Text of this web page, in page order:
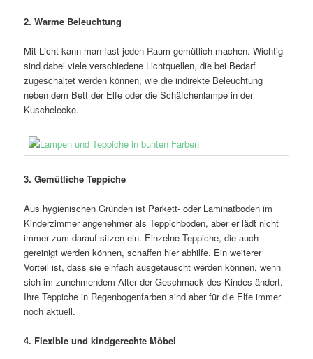
2. Warme Beleuchtung
Mit Licht kann man fast jeden Raum gemütlich machen. Wichtig
sind dabei viele verschiedene Lichtquellen, die bei Bedarf
zugeschaltet werden können, wie die indirekte Beleuchtung
neben dem Bett der Elfe oder die Schäfchenlampe in der
Kuschelecke.
3. Gemütliche Teppiche
Aus hygienischen Gründen ist Parkett- oder Laminatboden im
Kinderzimmer angenehmer als Teppichboden, aber er lädt nicht
immer zum darauf sitzen ein. Einzelne Teppiche, die auch
gereinigt werden können, schaffen hier abhilfe. Ein weiterer
Vorteil ist, dass sie einfach ausgetauscht werden können, wenn
sich im zunehmendem Alter der Geschmack des Kindes ändert.
Ihre Teppiche in Regenbogenfarben sind aber für die Elfe immer
noch aktuell.
4. Flexible und kindgerechte Möbel